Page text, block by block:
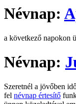
Névnap:
a következő napokon
Névnap:
Szeretnél a jövőben
fel névnap értesítő